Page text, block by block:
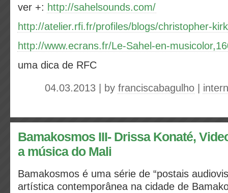
ver +: http://sahelsounds.com/
http://atelier.rfi.fr/profiles/blogs/christopher-
http://www.ecrans.fr/Le-Sahel-en-
uma dica de RFC
04.03.2013 | by franciscabagulho
Bamakosmos III- Drissa Konaté,
a música do Mali
Bamakosmos é uma série de “postais
artística contemporânea na cidade de